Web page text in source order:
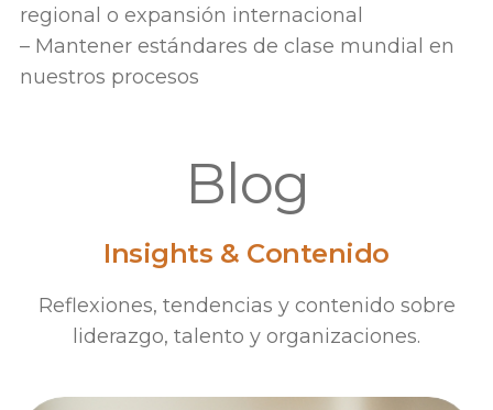
regional o expansión internacional
– Mantener estándares de clase mundial en
nuestros procesos
Blog
Insights & Contenido
Reflexiones, tendencias y contenido sobre
liderazgo, talento y organizaciones.